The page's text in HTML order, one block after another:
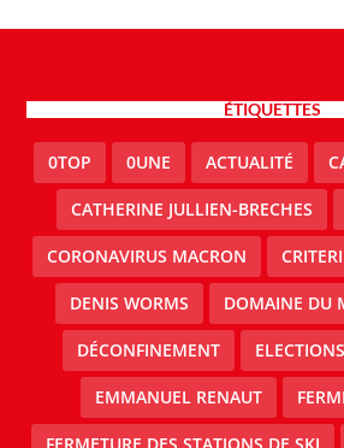
ÉTIQUETTES
0TOP 0UNE ACTUALITÉ
CATHERINE JULLIEN-BRECHES
CORONAVIRUS MACRON
DENIS WORMS DOMAINE DU
DÉCONFINEMENT
EMMANUEL RENAUT
FERMETURE DES STATIONS DE SKI